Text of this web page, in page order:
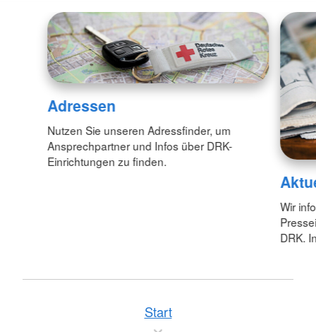
Adressen
Nutzen Sie unseren Adressfinder, um
Ansprechpartner und Infos über DRK-
Einrichtungen zu finden.
Wir
DRK.
Start